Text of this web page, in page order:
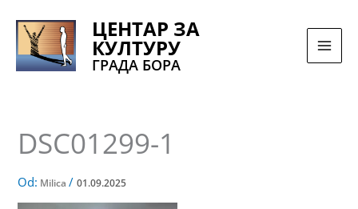
sadržaj
ЦЕНТАР ЗА
КУЛТУРУ
ГРАДА БОРА
DSC01299-1
Od: Milica/01.09.2025